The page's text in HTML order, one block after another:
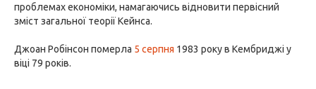
проблемах економіки, намагаючись відновити первісний
зміст загальної теорії Кейнса.
Джоан Робінсон померла 5 серпня 1983 року в Кембриджі у
віці 79 років.